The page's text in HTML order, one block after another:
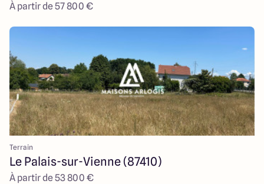
À partir de 57 800 €
Terrain
Le Palais-sur-Vienne (87410)
À partir de 53 800 €